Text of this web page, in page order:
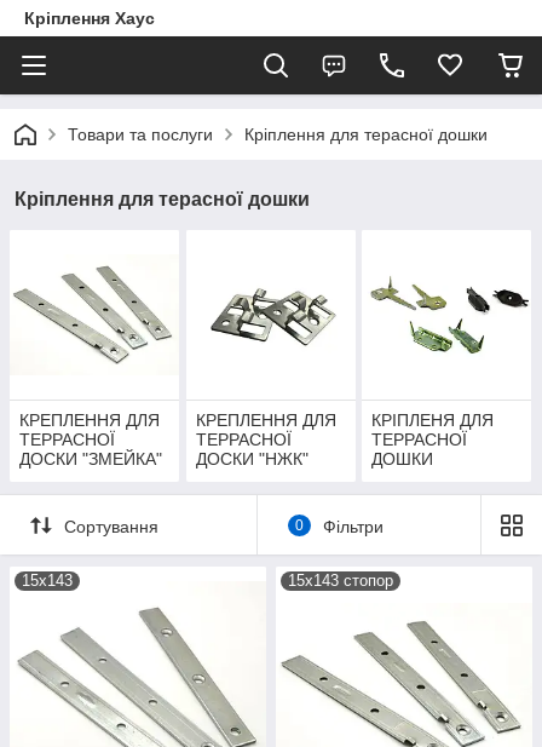
Кріплення Хаус
Товари та послуги Кріплення для терасної дошки
Кріплення для терасної дошки
КРЕПЛЕННЯ ДЛЯ
ТЕРРАСНОЇ
ДОСКИ "ЗМЕЙКА"
КРЕПЛЕННЯ ДЛЯ
ТЕРРАСНОЇ
ДОСКИ "НЖК"
КРІПЛЕНЯ ДЛЯ
ТЕРРАСНОЇ
ДОШКИ
"ТВІН", "ПК"
Сортування
0 Фільтри
15х143 15х143 стопор